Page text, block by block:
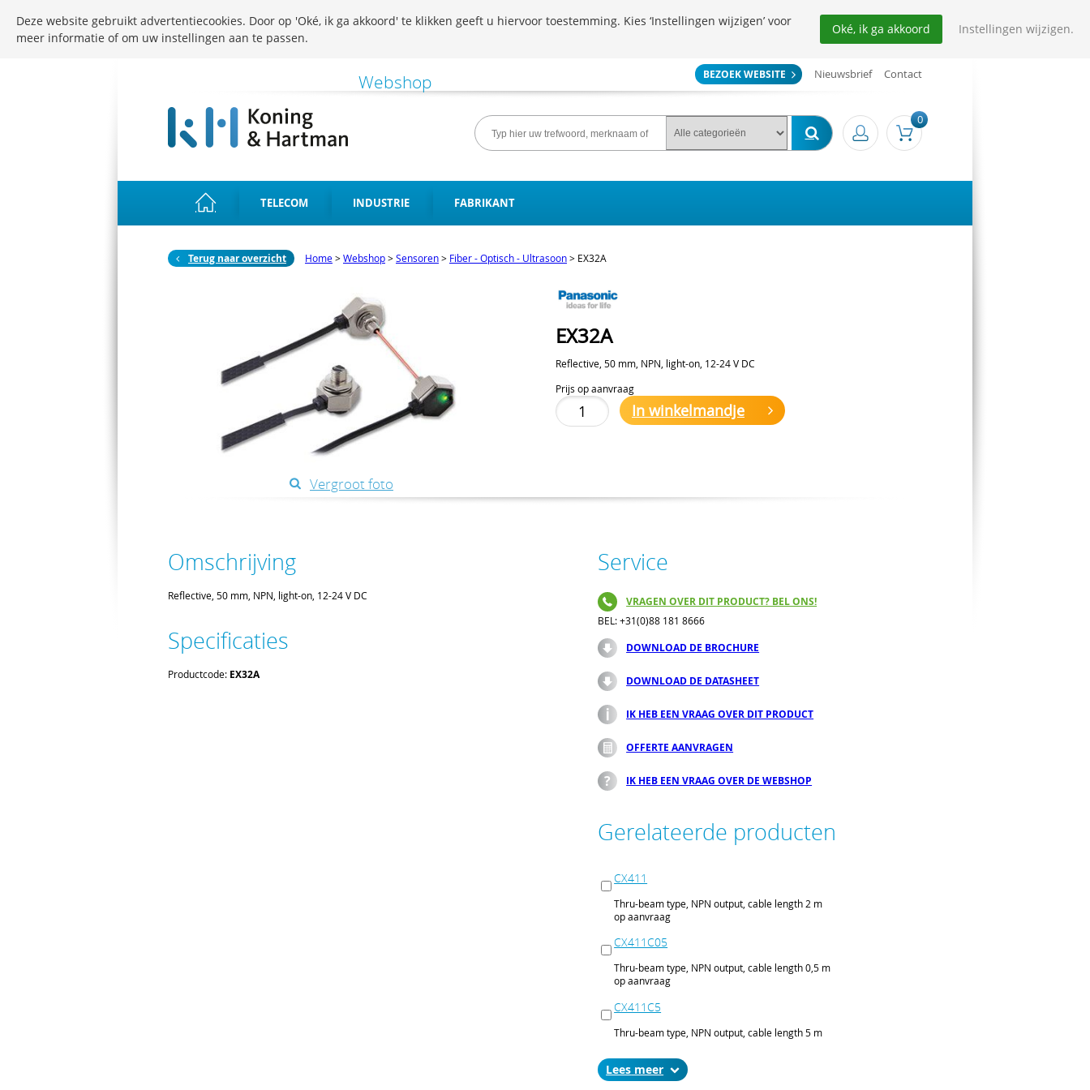
BEZOEK WEBSITE Nieuwsbrief Contact
0
TELECOM INDUSTRIE FABRIKANT
Terug naar overzicht Home>Webshop>Sensoren> Fiber - Optisch - Ultrasoon> EX32A
Vergroot foto
EX32A
Reflective, 50 mm, NPN, light-on, 12-24 V DC
Prijs op aanvraag
In winkelmandje
Omschrijving
Reflective, 50 mm, NPN, light-on, 12-24 V DC
Specificaties
Productcode: EX32A
Service
VRAGEN OVER DIT PRODUCT? BEL ONS!
BEL: +31(0)88 181 8666
DOWNLOAD DE BROCHURE
DOWNLOAD DE DATASHEET
IK HEB EEN VRAAG OVER DIT PRODUCT
OFFERTE AANVRAGEN
IK HEB EEN VRAAG OVER DE WEBSHOP
Gerelateerde producten
CX411
Thru-beam type, NPN output, cable length 2 m
op aanvraag
CX411C05
Thru-beam type, NPN output, cable length 0,5 m
op aanvraag
CX411C5
Thru-beam type, NPN output, cable length 5 m
CX411J
Lees
Deze website gebruikt advertentiecookies. Door op 'Oké, ik ga akkoord' te klikken geeft u hiervoor toestemming. Kies ‘Instellingen wijzigen’ voor
meer informatie of om uw instellingen aan te passen.
Oké, ik ga akkoord Instellingen wijzigen.